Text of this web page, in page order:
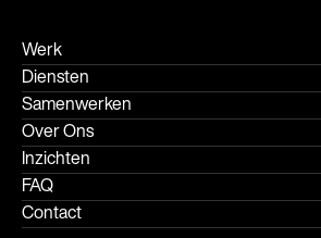
Werk
Diensten
Samenwerken
Over Ons
Inzichten
FAQ
Contact